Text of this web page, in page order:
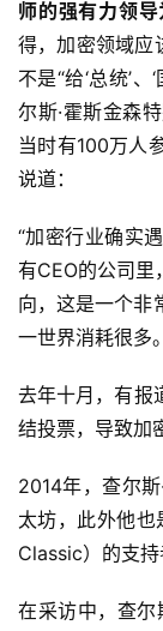
师的强有力领
得，加密领域应
不是“给‘总统’、
尔斯·霍斯金森
当时有100万人
说道：
“加密行业确实
有CEO的公司里
向，这是一个非
一世界消耗很多
去年十月，有报
结投票，导致加
2014年，查尔
太坊，此外他
Classic）的支持
在采访中，查尔